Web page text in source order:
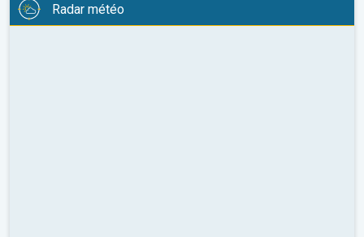
Radar météo